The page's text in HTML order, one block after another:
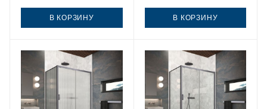
В КОРЗИНУ В КОРЗИНУ